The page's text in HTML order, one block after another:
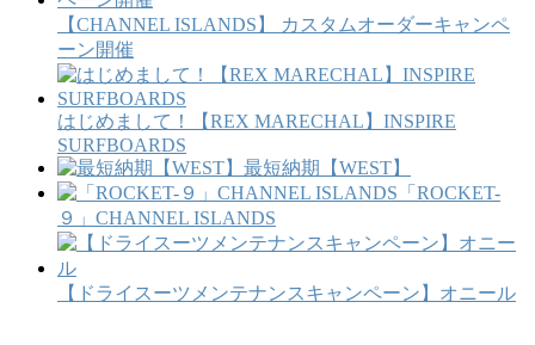
【CHANNEL ISLANDS】 カスタムオーダーキャンペ
ーン開催
はじめまして！【REX MARECHAL】INSPIRE
SURFBOARDS
最短納期【WEST】
「ROCKET-
９」CHANNEL ISLANDS
【ドライスーツメンテナンスキャンペーン】オニール